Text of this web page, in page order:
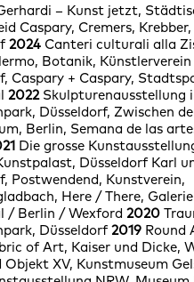
– Kunst jetzt,
Caspary, Cremers,
2024 Canteri culturali alla
Botanik, Künstlerverein
Caspary + Caspary,
2022 Skulpturenausstellung
Düsseldorf, Zwischen
Berlin, Semana de las
Die grosse
Düsseldorf Karl
Postwendend, Kunstverein,
Here / There,
/ Berlin / Wexford2020
Düsseldorf2019 Round
of Art, Kaiser und Dicke,
Objekt XV, Kunstmuseum